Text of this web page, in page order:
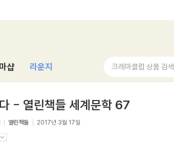
샵 라운지 크레마클럽 상품 검색
- 열린책들 세계문학 67
열린책들 2017년 3월 17일